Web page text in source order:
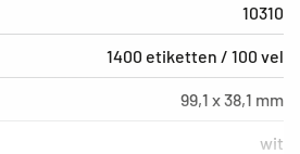
10310
1400 etiketten / 100 vel
99,1 x 38,1 mm
wit